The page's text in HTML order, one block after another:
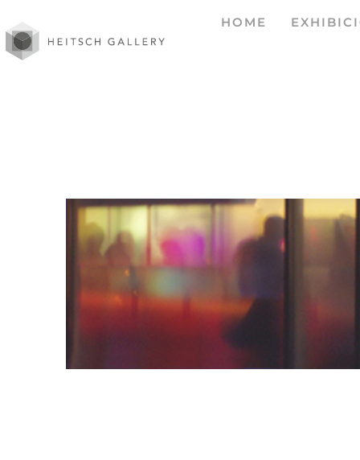
HOME